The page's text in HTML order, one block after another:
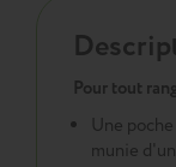
Pour tout
Une
munie